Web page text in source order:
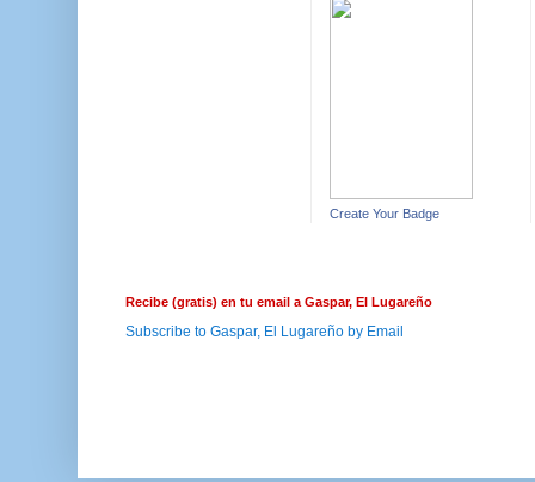
Create Your Badge
Recibe (gratis) en tu email a Gaspar, El Lugareño
Subscribe to Gaspar, El Lugareño by Email